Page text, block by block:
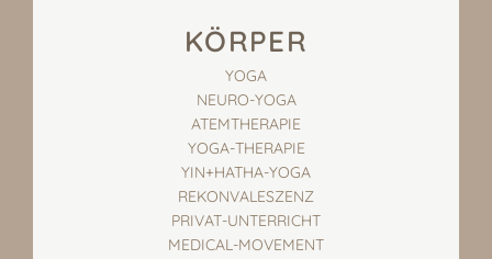
KÖRPER
YOGA
NEURO-YOGA
ATEMTHERAPIE
YOGA-THERAPIE
YIN+HATHA-YOGA
REKONVALESZENZ
PRIVAT-UNTERRICHT
MEDICAL-MOVEMENT